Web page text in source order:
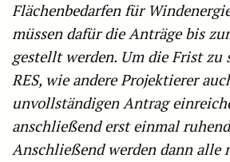
Flächenbedarfen für
müssen dafür die Anträge bis
gestellt werden. Um die Frist zu
RES, wie andere Projektierer
unvollständigen Antrag
anschließend erst einmal
Anschließend werden dann alle